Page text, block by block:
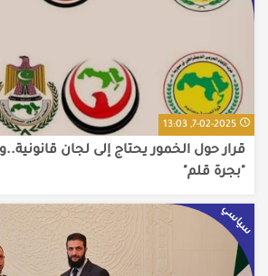
7-02-2025, 13:03
قرار حول الخمور يحتاج إلى لجان
"بجرة قلم"
سياسي